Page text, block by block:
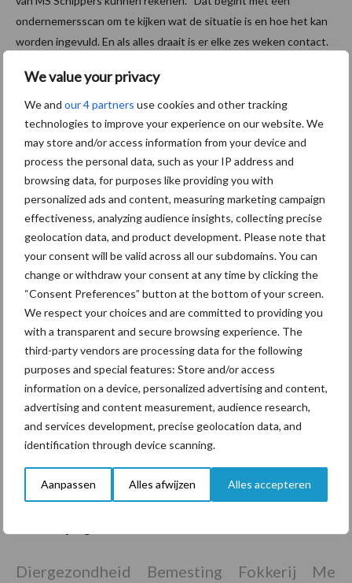
We value your privacy
We and our 4 partners use cookies and other tracking
technologies to improve your experience on our website. We
may store and/or access information from your device and
process the personal data, such as your IP address and
browsing data, for purposes like providing you with
personalized ads and content, measuring marketing campaign
effectiveness, analyzing audience insights, collecting precise
geolocation data, and product development. Please note that
your consent will be valid across all our subdomains. You can
change or withdraw your consent at any time by clicking the
“Consent Preferences” button at the bottom of your screen.
We respect your choices and are committed to providing you
with a transparent and secure browsing experience. The
third-party vendors are processing data for the following
purposes and special features: Store and/or access
information on a device, personalized advertising and content,
advertising and content measurement, audience research,
and services development, precise geolocation data, and
identification through device scanning.
Aanpassen Alles afwijzen Alles accepteren
ondernemersscan om te kijken wat de situatie is en hoe het kan
worden ingevuld. En als alles draait is er elke zes weken contact.
breed commitment is van iedereen.”
Aanbevolen voor jou!
ForFarmers ziet volume en
marktaandeel groeien in
krimpende Nederlandse
markt
Tien praktische tips voor
een langere levensduur
“Vraag naar praktische
hygieneoplossingen is in
Polen groter dan ooit”
Diergezondheid Bemesting Fokkerij